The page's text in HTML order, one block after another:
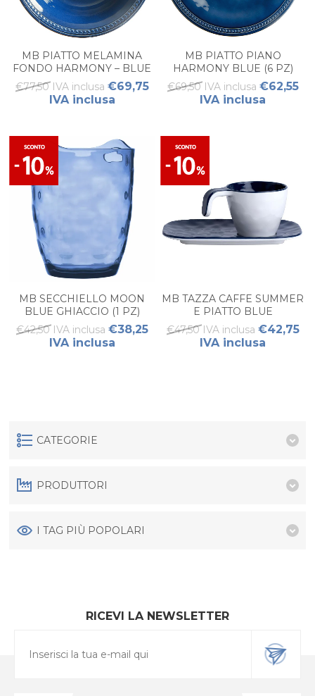
MB PIATTO MELAMINA
FONDO HARMONY – BLUE
(6 PZ).
€77,50 IVA inclusa €69,75
IVA inclusa
MB PIATTO PIANO
HARMONY BLUE (6 PZ)
€69,50 IVA inclusa €62,55
IVA inclusa
MB SECCHIELLO MOON
BLUE GHIACCIO (1 PZ)
€42,50 IVA inclusa €38,25
IVA inclusa
MB TAZZA CAFFE SUMMER
E PIATTO BLUE
€47,50 IVA inclusa €42,75
IVA inclusa
CATEGORIE
PRODUTTORI
I TAG PIÙ POPOLARI
RICEVI LA NEWSLETTER